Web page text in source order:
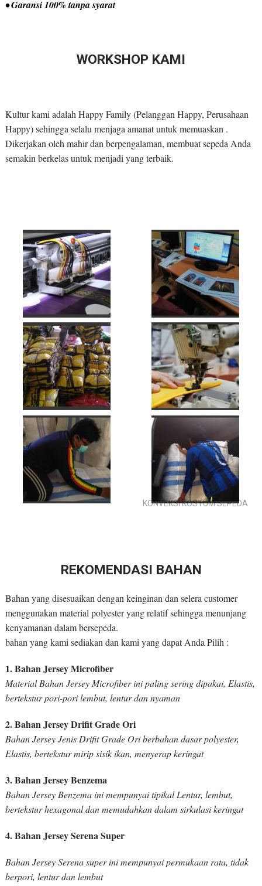
• Garansi 100% tanpa syarat
WORKSHOP KAMI
Kultur kami adalah Happy Family (Pelanggan Happy, Perusahaan
Happy) sehingga selalu menjaga amanat untuk memuaskan .
Dikerjakan oleh mahir dan berpengalaman, membuat sepeda Anda
semakin berkelas untuk menjadi yang terbaik.
KONVEKSI KOSTUM SEPEDA
REKOMENDASI BAHAN
Bahan yang disesuaikan dengan keinginan dan selera customer
menggunakan material polyester yang relatif sehingga menunjang
kenyamanan dalam bersepeda.
bahan yang kami sediakan dan kami yang dapat Anda Pilih :
1. Bahan Jersey Microfiber
Material Bahan Jersey Microfiber ini paling sering dipakai, Elastis,
bertekstur pori-pori lembut, lentur dan nyaman
2. Bahan Jersey Drifit Grade Ori
Bahan Jersey Jenis Drifit Grade Ori berbahan dasar polyester,
Elastis, bertekstur mirip sisik ikan, menyerap keringat
3. Bahan Jersey Benzema
Bahan Jersey Benzema ini mempunyai tipikal Lentur, lembut,
bertekstur hexagonal dan memudahkan dalam sirkulasi keringat
4. Bahan Jersey Serena Super
Bahan Jersey Serena super ini mempunyai permukaan rata, tidak
berpori, lentur dan lembut